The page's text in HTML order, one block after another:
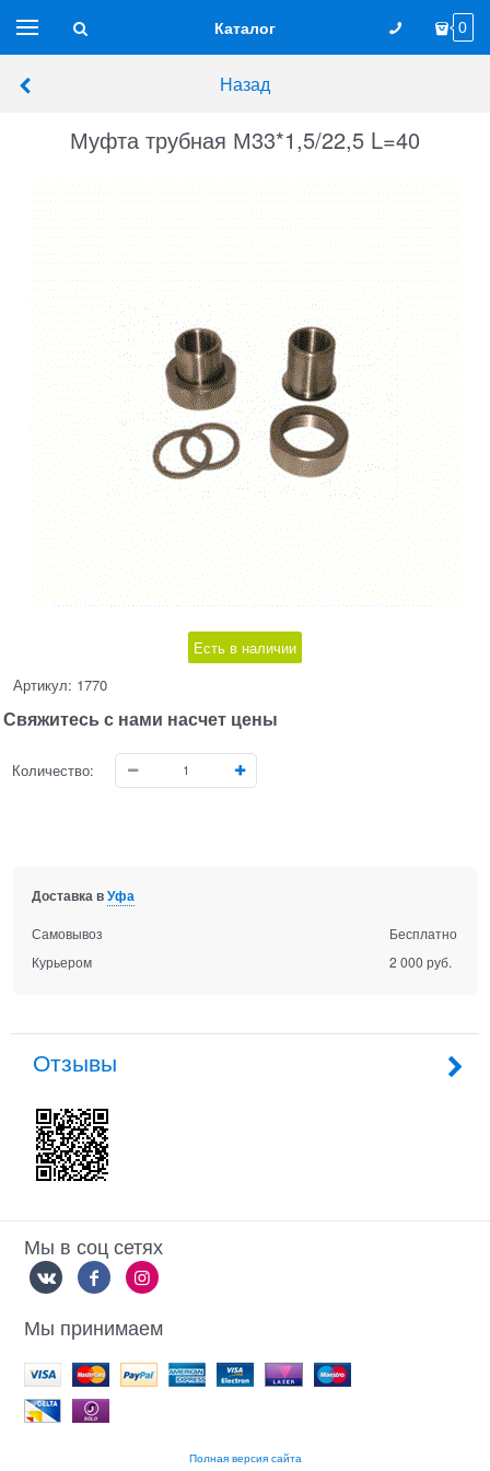
Каталог 0
Назад
Муфта трубная М33*1,5/22,5 L=40
Есть в наличии
Артикул: 1770
Свяжитесь с нами насчет цены
Количество:
Доставка вУфа
Самовывоз
Бесплатно
Курьером
2 000 руб.
Отзывы
Мы в соц сетях
Мы принимаем
Полная версия сайта